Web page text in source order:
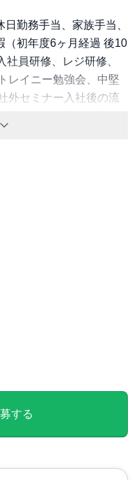
勤務手当、家族手当、
（初年度6ヶ月経過 後10
員研修、レジ研修、
レイニー勉強会、中堅
外セミナー入社後の流
生年金・雇用保険・労
で適性検査受検）
にWebでSPIテスト受
：面接（対面かWeb）/
間： 以下の時間でシフ
22：00※配属先により
する